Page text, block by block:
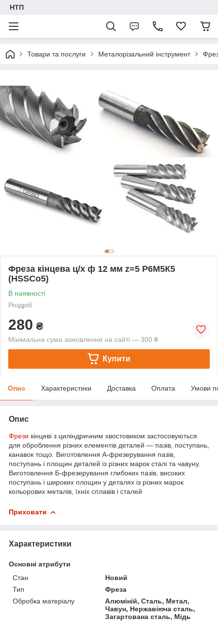
НТП
Товари та послуги Металорізальний інструмент
Фреза кінцева ц/х ф 12 мм z=5 Р6М5К5
(HSSCo5)
В наявності
Роздріб
280 ₴
Мінімальна сума замовлення на сайті — 300 ₴
Купити
Опис Характеристики Доставка Оплата Умови
Опис
Фрези кінцеві з циліндричним хвостовиком застосовуються
для оброблення різних елементів деталей — пазів, поступань,
канавок тощо. Виготовлення А-фрезерування пазів,
поступань і площин деталей із різних марок сталі та чавуну.
Виготовлення Б-фрезерування глибоких пазів, високих
поступань і широких площин у деталях із різних марок
кольорових металів, їхніх сплавів і сталей
Приховати
Характеристики
Основні атрибути
Стан
Новий
Тип
Фреза
Обробка матеріалу
Алюміній, Сталь, Метал,
Чавун, Нержавіюча сталь,
Загартована сталь, Мідь